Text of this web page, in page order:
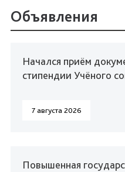
Объявления
Начался приём
стипендии Учёного
7 августа 2026
Повышенная